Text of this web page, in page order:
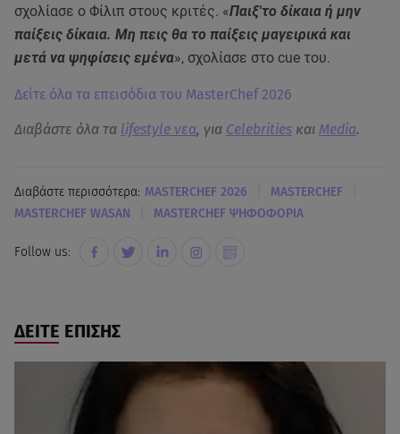
σχολίασε ο Φίλιπ στους κριτές. «Παιξ'το δίκαια ή μην
παίξεις δίκαια. Μη πεις θα το παίξεις μαγειρικά και
μετά να ψηφίσεις εμένα», σχολίασε στο cue του.
Δείτε όλα τα επεισόδια του MasterChef 2026
Διαβάστε όλα τα lifestyle νεα, για Celebrities και Media.
Διαβάστε περισσότερα: MASTERCHEF 2026 MASTERCHEF
MASTERCHEF WASAN MASTERCHEF ΨΗΦΟΦΟΡΙΑ
Follow us:
ΔΕΙΤΕ ΕΠΙΣΗΣ